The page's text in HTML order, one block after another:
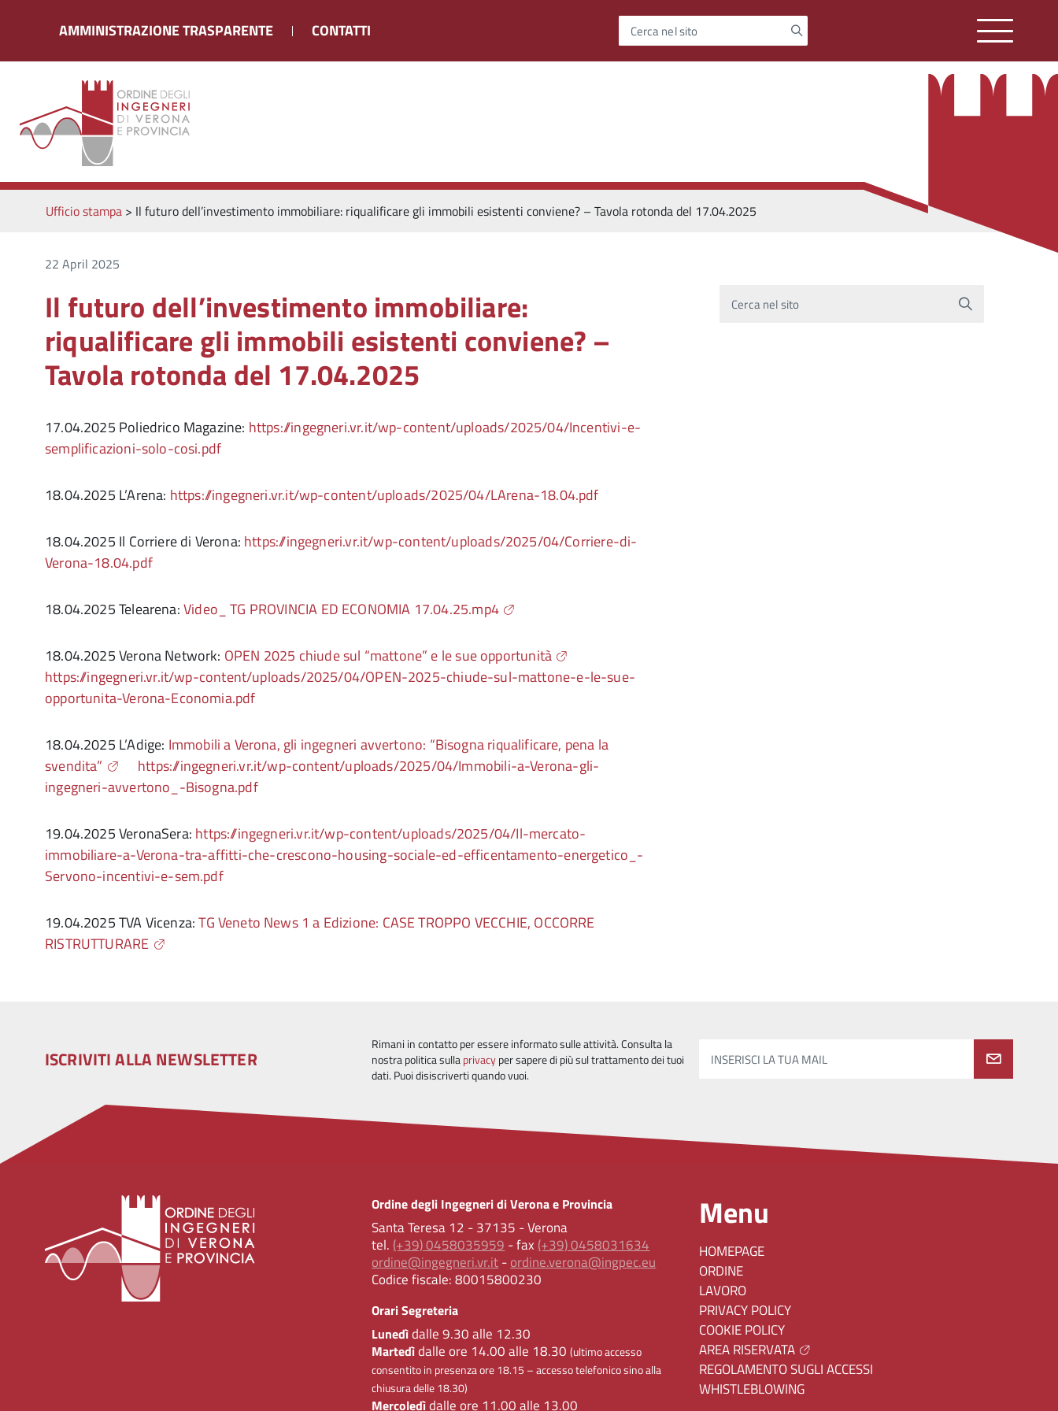
AMMINISTRAZIONE TRASPARENTE CONTATTI Cerca nel sito
Ufficio stampa> Il futuro dell’investimento immobiliare: riqualificare gli immobili esistenti conviene? – Tavola rotonda del 17.04.2025
22 April 2025
Il futuro dell’investimento immobiliare:
riqualificare gli immobili esistenti conviene? –
Tavola rotonda del 17.04.2025
17.04.2025 Poliedrico Magazine: https://ingegneri.vr.it/wp-content/uploads/2025/04/Incentivi-e-
semplificazioni-solo-cosi.pdf
18.04.2025 L’Arena: https://ingegneri.vr.it/wp-content/uploads/2025/04/LArena-18.04.pdf
18.04.2025 Il Corriere di Verona: https://ingegneri.vr.it/wp-content/uploads/2025/04/Corriere-di-
Verona-18.04.pdf
18.04.2025 Telearena:Video_ TG PROVINCIA ED ECONOMIA 17.04.25.mp4
18.04.2025 Verona Network: OPEN 2025 chiude sul “mattone” e le sue opportunità
https://ingegneri.vr.it/wp-content/uploads/2025/04/OPEN-2025-chiude-sul-mattone-e-le-sue-
opportunita-Verona-Economia.pdf
18.04.2025 L’Adige: Immobili a Verona, gli ingegneri avvertono: “Bisogna riqualificare, pena la
svendita”
https://ingegneri.vr.it/wp-content/uploads/2025/04/Immobili-a-Verona-gli-
ingegneri-avvertono_-Bisogna.pdf
19.04.2025 VeronaSera: https://ingegneri.vr.it/wp-content/uploads/2025/04/Il-mercato-
immobiliare-a-Verona-tra-affitti-che-crescono-housing-sociale-ed-efficentamento-energetico_-
Servono-incentivi-e-sem.pdf
19.04.2025 TVA Vicenza:TG Veneto News 1 a Edizione: CASE TROPPO VECCHIE, OCCORRE
RISTRUTTURARE
Cerca nel sito
ISCRIVITI ALLA NEWSLETTER
Rimani in contatto per essere informato sulle attività. Consulta la
nostra politica sullaprivacyper sapere di più sul trattamento dei tuoi
dati. Puoi disiscriverti quando vuoi.
INSERISCI LA TUA MAIL
Ordine degli Ingegneri di Verona e Provincia
Santa Teresa 12 - 37135 - Verona
tel. (+39) 0458035959 - fax (+39) 0458031634
ordine@ingegneri.vr.it-ordine.verona@ingpec.eu
Codice fiscale:80015800230
Orari Segreteria
Lunedìdalle 9.30 alle 12.30
Martedìdalle ore 14.00 alle 18.30(ultimo accesso
consentito in presenza ore 18.15 – accesso telefonico sino alla
chiusura delle 18.30)
Mercoledìdalle ore 11.00 alle 13.00
Menu
HOMEPAGE
ORDINE
LAVORO
PRIVACY POLICY
COOKIE POLICY
AREA RISERVATA
REGOLAMENTO SUGLI ACCESSI
WHISTLEBLOWING